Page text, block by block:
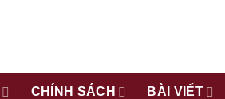
CHÍNH SÁCH BÀI VIẾT